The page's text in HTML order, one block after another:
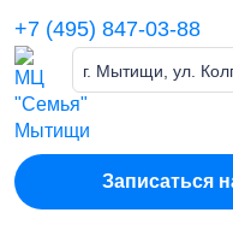
content
+7 (495) 847-03-88
г. Мытищи, ул.
Записаться